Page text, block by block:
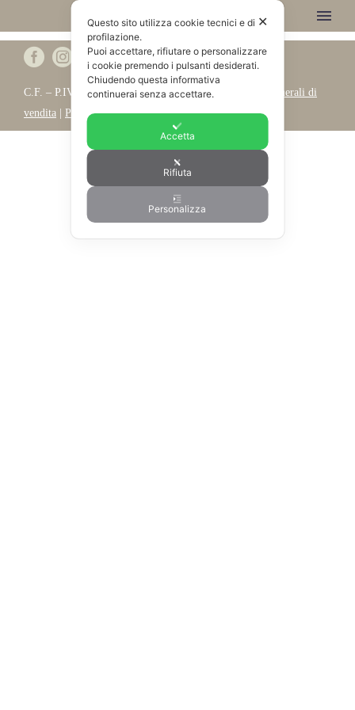
C.F. – P.IVA REG.IMP. IT 03539230262 |
Condizioni generali di
vendita | Privacy Policy|Consenso| Credits
✕
Questo sito utilizza cookie tecnici e di
profilazione.
Puoi accettare, rifiutare o personalizzare
i cookie premendo i pulsanti desiderati.
Chiudendo questa informativa
continuerai senza accettare.
Accetta
Rifiuta
Personalizza